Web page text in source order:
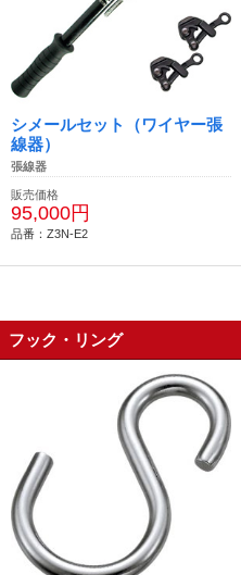
シメールセット（ワイヤー張
線器）
張線器
販売価格
95,000円
品番：Z3N-E2
フック・リング